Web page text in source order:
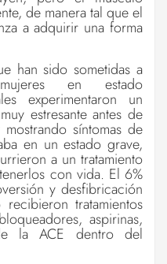
de manera tal que el
a adquirir una forma
han sido sometidas a
en estado
experimentaron un
estresante antes de
síntomas de
en un estado grave,
a un tratamiento
con vida. El 6%
y desfibricación
tratamientos
aspirinas,
la ACE dentro del